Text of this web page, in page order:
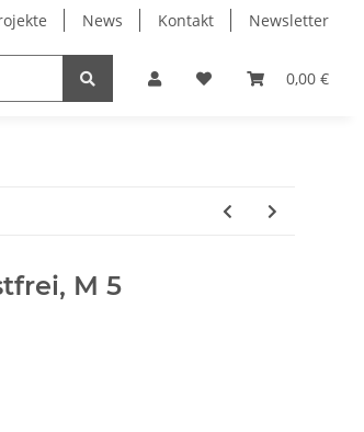
News Kontakt Newsletter
0,00 €
Lagertechnik Lineartechnik
M 5